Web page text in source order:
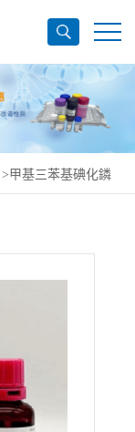
>甲基三苯基碘化鏻